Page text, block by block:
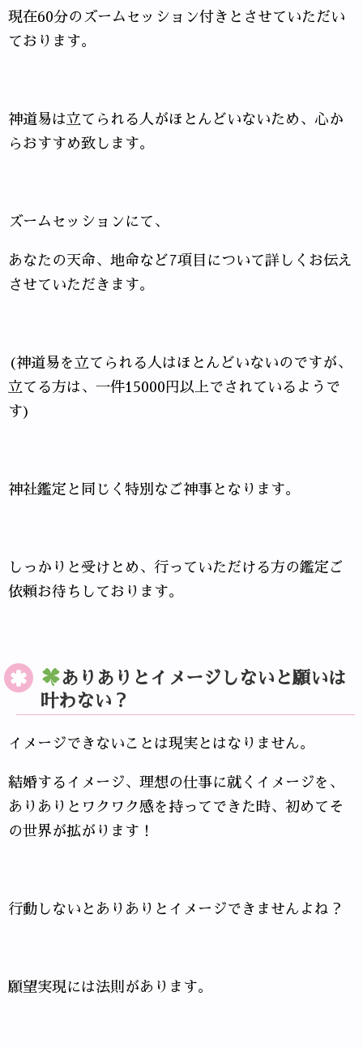
現在60分のズームセッション付きとさせていただい
ております。
神道易は立てられる人がほとんどいないため、心か
らおすすめ致します。
ズームセッションにて、
あなたの天命、地命など7項目について詳しくお伝え
させていただきます。
(神道易を立てられる人はほとんどいないのですが、
立てる方は、一件15000円以上でされているようで
す)
神社鑑定と同じく特別なご神事となります。
しっかりと受けとめ、行っていただける方の鑑定ご
依頼お待ちしております。
ありありとイメージしないと願いは
叶わない？
イメージできないことは現実とはなりません。
結婚するイメージ、理想の仕事に就くイメージを、
ありありとワクワク感を持ってできた時、初めてそ
の世界が拡がります！
行動しないとありありとイメージできませんよね？
願望実現には法則があります。